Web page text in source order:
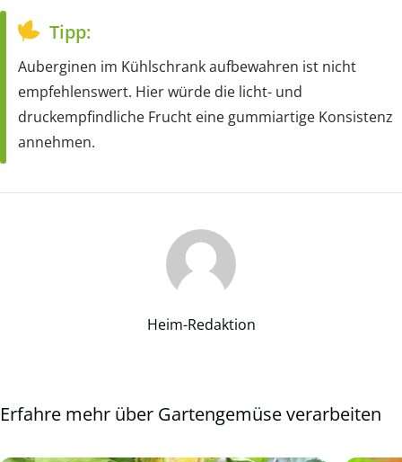
Tipp:
Auberginen im Kühlschrank aufbewahren ist nicht
empfehlenswert. Hier würde die licht- und
druckempfindliche Frucht eine gummiartige Konsistenz
annehmen.
Heim-Redaktion
Erfahre mehr über Gartengemüse verarbeiten